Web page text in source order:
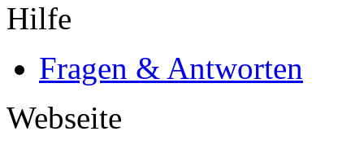
Hilfe
Fragen & Antworten
Webseite